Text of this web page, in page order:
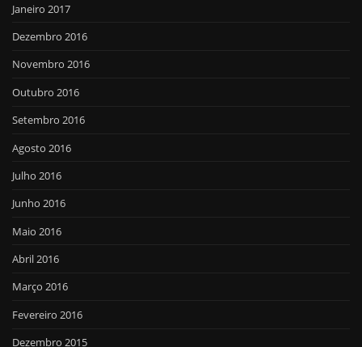
Janeiro 2017
Dezembro 2016
Novembro 2016
Outubro 2016
Setembro 2016
Agosto 2016
Julho 2016
Junho 2016
Maio 2016
Abril 2016
Março 2016
Fevereiro 2016
Dezembro 2015